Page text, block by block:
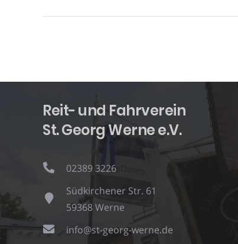
Reit- und Fahrverein
St. Georg Werne e.V.
02389 3226
Südkirchener Str. 61
59368 Werne
info@st-georg-werne.de